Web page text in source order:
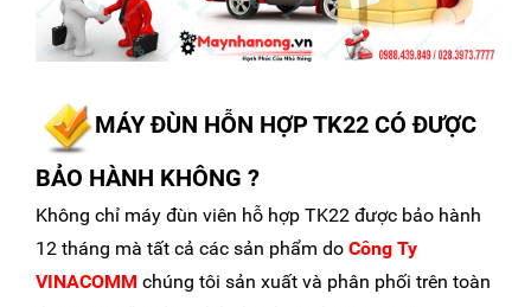
MÁY ĐÙN HỖN HỢP TK22 CÓ ĐƯỢC
BẢO HÀNH KHÔNG ?
Không chỉ máy đùn viên hỗ hợp TK22 được bảo hành
12 tháng mà tất cả các sản phẩm do Công Ty
VINACOMM chúng tôi sản xuất và phân phối trên toàn